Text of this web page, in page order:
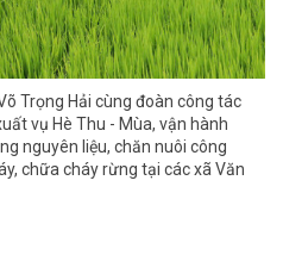
Trọng Hải cùng đoàn công tác
vụ Hè Thu - Mùa, vận hành
nguyên liệu, chăn nuôi công
chữa cháy rừng tại các xã Văn